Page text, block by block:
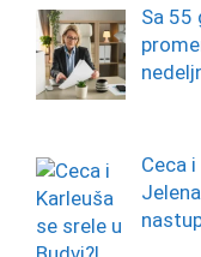
Sa 55
Ceca